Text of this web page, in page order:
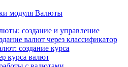
модуля Валюты
создание и управление
валют через классификатор
создание курса
курса валют